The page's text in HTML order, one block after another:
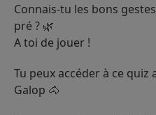
Connais-tu les bons
pré ? 🌿
A toi de jouer !
Tu peux accéder à ce quiz
Galop 🐴